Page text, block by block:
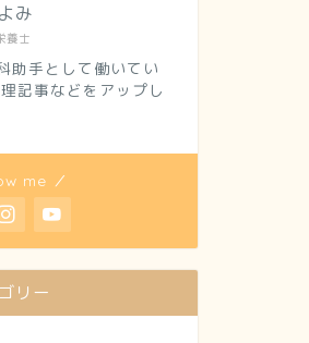
養士
み
助手として働いてい
記事などをアップし
me ／
リー